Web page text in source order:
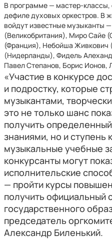
В программе — мастер-
дефиле духовых оркестров. В
войдут известные музыканты
(Великобритания), Миро Сайе
(Франция), Небойша Живкович
(Нидерланды), Фидель
Павел Степанов, Борис Ионов,
«Участие в конкурсе
и подростку, которые
музыкантами,
это не только шанс
получить
знаниями, но и ступень
музыкальные учебные
конкурсанты могут
исполнительские
— пройти курсы
получить официальный
государственного
председатель
Александр Биленький.